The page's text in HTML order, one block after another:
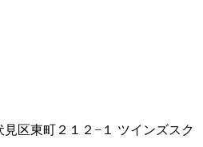
見区東町２１２−１ ツインズスク